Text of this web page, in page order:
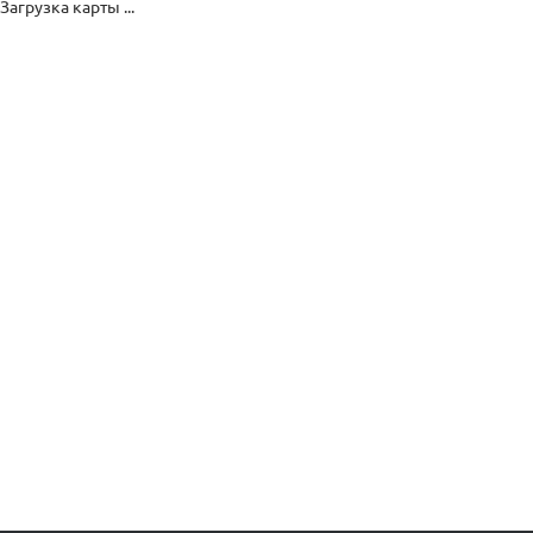
Загрузка карты ...